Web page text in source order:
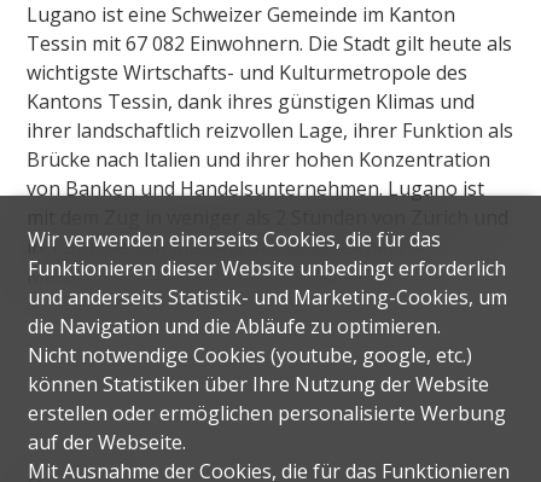
Lugano ist eine Schweizer Gemeinde im Kanton
Tessin mit 67 082 Einwohnern. Die Stadt gilt heute als
wichtigste Wirtschafts- und Kulturmetropole des
Kantons Tessin, dank ihres günstigen Klimas und
ihrer landschaftlich reizvollen Lage, ihrer Funktion als
Brücke nach Italien und ihrer hohen Konzentration
von Banken und Handelsunternehmen. Lugano ist
in 1 Stunde von Mailand aus zu erreichen; der
Mailänder Flughafen ist 45 km entfernt.
Wir verwenden einerseits Cookies, die für das
Funktionieren dieser Website unbedingt erforderlich
und anderseits Statistik- und Marketing-Cookies, um
die Navigation und die Abläufe zu optimieren.
Nicht notwendige Cookies (youtube, google, etc.)
können Statistiken über Ihre Nutzung der Website
erstellen oder ermöglichen personalisierte Werbung
auf der Webseite.
Mit Ausnahme der Cookies, die für das Funktionieren